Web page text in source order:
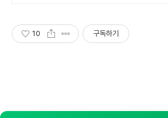
10 구독하기